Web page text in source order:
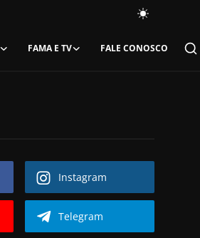
FAMA E TV FALE CONOSCO
Instagram
Telegram